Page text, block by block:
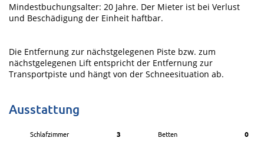
Mindestbuchungsalter: 20 Jahre. Der Mieter ist bei Verlust
und Beschädigung der Einheit haftbar.
Die Entfernung zur nächstgelegenen Piste bzw. zum
nächstgelegenen Lift entspricht der Entfernung zur
Transportpiste und hängt von der Schneesituation ab.
Ausstattung
Schlafzimmer 3 Betten 0